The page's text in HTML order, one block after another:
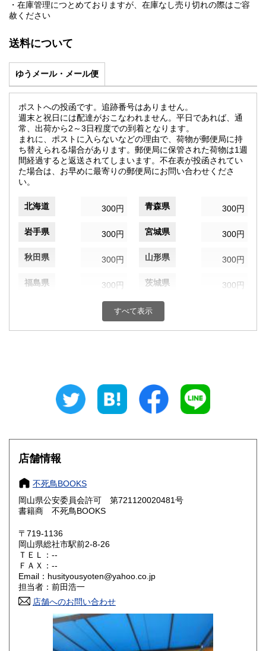
・在庫管理につとめておりますが、在庫なし売り切れの際はご容
赦ください
送料について
ゆうメール・メール便
ポストへの投函です。追跡番号はありません。
週末と祝日には配達がおこなわれません。平日であれば、通
常、出荷から2～3日程度での到着となります。
まれに、ポストに入らないなどの理由で、荷物が郵便局に持
ち替えられる場合があります。郵便局に保管された荷物は1週
間経過すると返送されてしまいます。不在表が投函されてい
た場合は、お早めに最寄りの郵便局にお問い合わせくださ
い。
北海道 300円 青森県 300円
岩手県 300円 宮城県 300円
秋田県 300円 山形県 300円
福島県 300円 茨城県 300円
300円 群馬県
埼玉県 千葉県
300円 富山県
300円 福井県
300円 300円
岐阜県
愛知県
滋賀県 300円
大阪府 300円
奈良県
鳥取県
300円 広島県
300円 徳島県
すべて表示
店舗情報
不死鳥BOOKS
岡山県公安委員会許可 第721120020481号
書籍商 不死鳥BOOKS
〒719-1136
岡山県総社市駅前2-8-26
ＴＥＬ：--
ＦＡＸ：--
Email：husityousyoten@yahoo.co.jp
担当者：前田浩一
店舗へのお問い合わせ